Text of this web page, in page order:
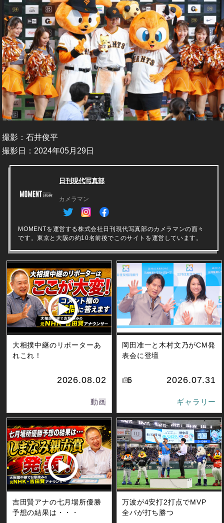
撮影：石井俊平
撮影日：2024年05月29日
日刊現代写真部
カメラマン
MOMENTを運営する株式会社日刊現代写真部のカメラマンの面々
です。東京と大阪の約10名前後でこのサイトを運営しています。
大相撲中継のリポーターあ
れこれ！
2026.08.02
動画
岡田准一と木村文乃がCM発
表会に登壇
6 2026.07.31
ギャラリー
吉田賢アナの七月場所優勝
予想の結果は・・・
万波が4安打2打点でMVP
全パが打ち勝つ